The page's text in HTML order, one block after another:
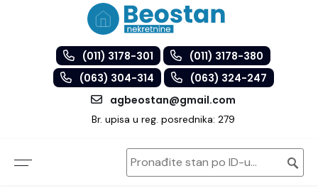
(011) 3178-301
(011) 3178-380
(063) 304-314
(063) 324-247
agbeostan@gmail.com
Br. upisa u reg. posrednika: 279